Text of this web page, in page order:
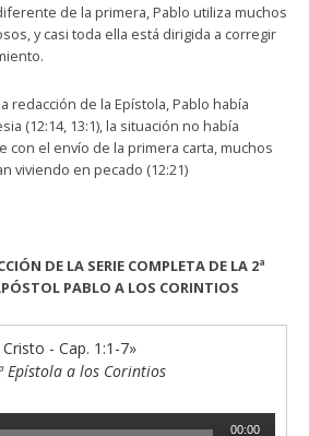
de la primera, Pablo utiliza muchos
y casi toda ella está dirigida a corregir
redacción de la Epístola, Pablo había
(12:14, 13:1), la situación no había
con el envío de la primera carta, muchos
viviendo en pecado (12:21)
DE LA SERIE COMPLETA DE LA 2ª
PABLO A LOS CORINTIOS
- Cap. 1:1-7»
Epístola a los Corintios
00:00